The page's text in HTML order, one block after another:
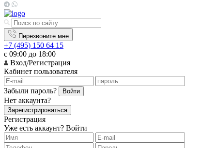
Перезвоните мне
+7 (495) 150 64 15
с 09:00 до 18:00
Вход/Регистрация
Кабинет пользователя
Забыли пароль? Войти
Нет аккаунта?
Зарегистрироваться
Регистрация
Уже есть аккаунт? Войти